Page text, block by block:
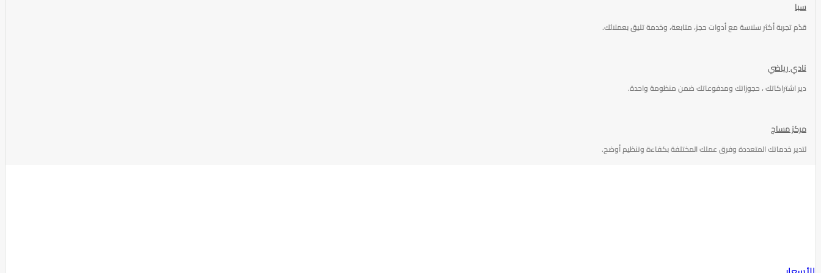
سبا
قدّم تجربة أكثر سلاسة مع أدوات حجز، متابعة، وخدمة تليق بعملائك.
نادي رياضي
دير اشتراكاتك ، حجوزاتك ومدفوعاتك ضمن منظومة واحدة.
مركز مساج
لتدير خدماتك المتعددة وفرق عملك المختلفة بكفاءة وتنظيم أوضح.